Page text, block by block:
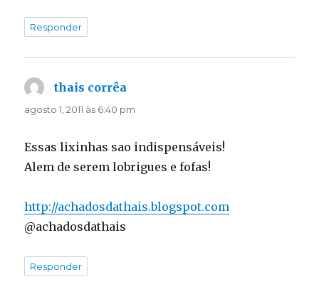
Responder
thais corrêa
agosto 1, 2011 às 6:40 pm
Essas lixinhas sao indispensáveis!
Alem de serem lobrigues e fofas!
http://achadosdathais.blogspot.com
@achadosdathais
Responder